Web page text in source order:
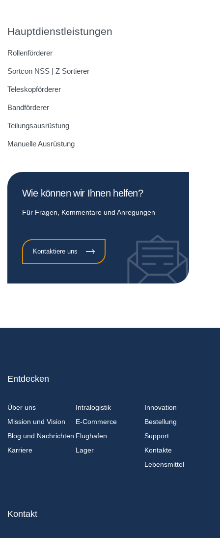
Hauptdienstleistungen
Rollenförderer
Sortcon NSS | Z Sortierer
Teleskopförderer
Bandförderer
Teilungsausrüstung
Manuelle Ausrüstung
Wie können wir Ihnen helfen?
Für Fragen, Kommentare und Anregungen
Kontaktiere uns
Entdecken
Über uns Intralogistik
Innovation
Mission und Vision
E-Commerce
Bestellung
Blog und Nachrichten Flughafen
Support
Karriere
Lager
Kontakte
Lebensmittel
Kontakt